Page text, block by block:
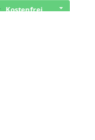
Kostenfrei